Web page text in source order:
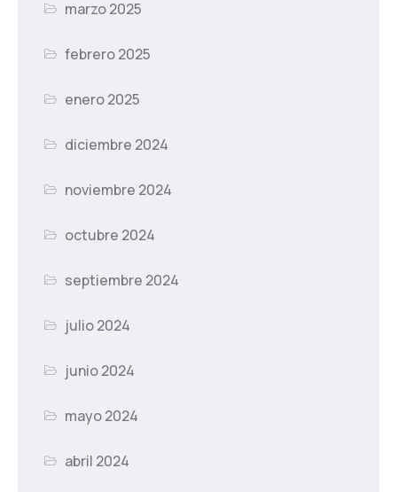
marzo 2025
febrero 2025
enero 2025
diciembre 2024
noviembre 2024
octubre 2024
septiembre 2024
julio 2024
junio 2024
mayo 2024
abril 2024